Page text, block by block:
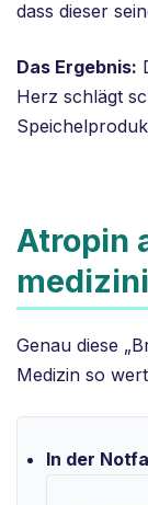
dass dieser
Das Ergebnis:
Herz schlägt
Atropin
Genau diese
Medizin so
In der